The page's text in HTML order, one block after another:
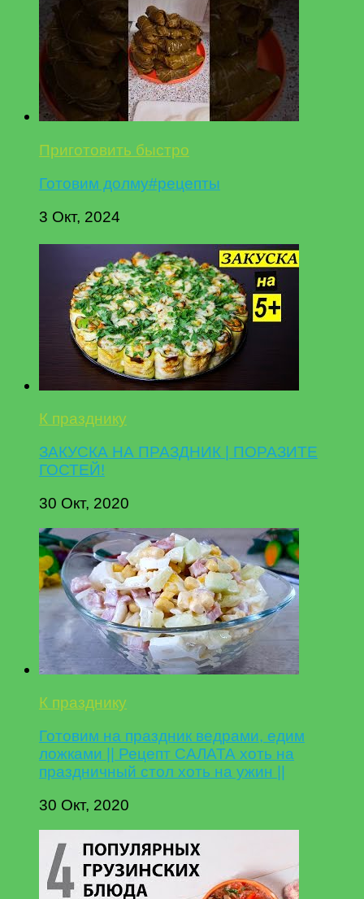
Приготовить быстро
Готовим долму#рецепты
3 Окт, 2024
К празднику
ЗАКУСКА НА ПРАЗДНИК | ПОРАЗИТЕ
ГОСТЕЙ!
30 Окт, 2020
К празднику
Готовим на праздник ведрами, едим
ложками || Рецепт САЛАТА хоть на
праздничный стол хоть на ужин ||
30 Окт, 2020